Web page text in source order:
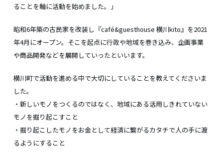
ることを軸に活動を始めました。」
昭和6年築の古民家を改装し『café&guesthouse 横川kito』を2021
年4月にオープン。そこを起点に行政や地域を巻き込み、企画事業
や商品開発などを展開していったといいます。
横川町で活動を進める中で大切にしていることを教えてくださいま
した。
・新しいモノをつくるのではなく、地域にある活用しきれていない
モノを掘り起こすこと
・掘り起こしたモノをお金として経済に繋がるカタチで人の手に渡
るようにすること